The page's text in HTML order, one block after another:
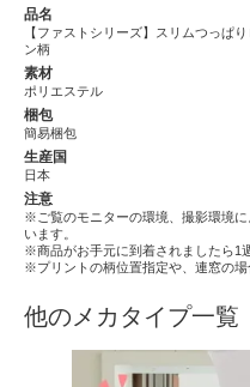
品名
【ファストシリーズ】スリムつっ
ン柄
素材
ポリエステル
梱包
簡易梱包
生産国
日本
注意
※ご覧のモニターの環境、撮影環境
います。
※商品がお手元に到着されましたら1
※プリントの柄位置指定や、連窓の場
他のメカタイプ一覧